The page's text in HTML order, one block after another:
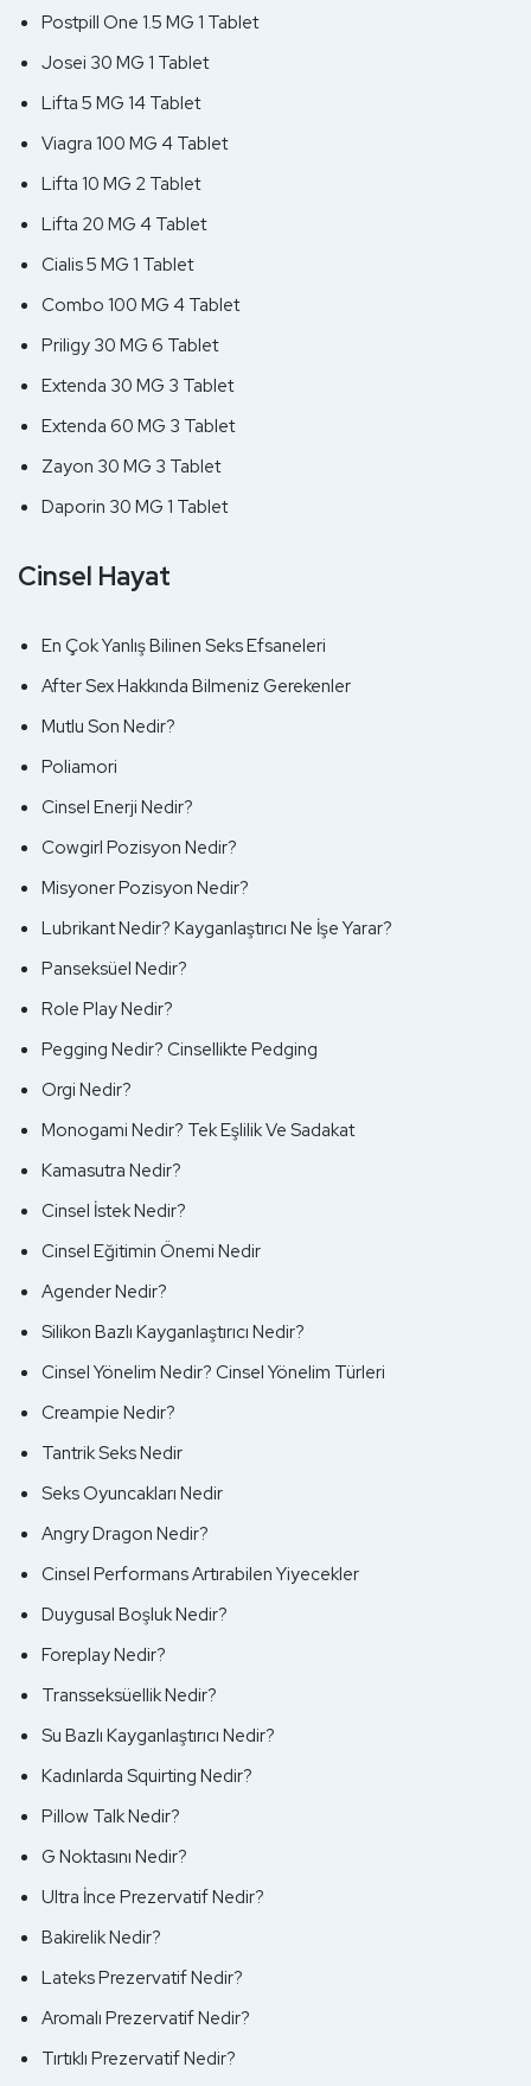
Postpill One 1.5 MG 1 Tablet
Josei 30 MG 1 Tablet
Lifta 5 MG 14 Tablet
Viagra 100 MG 4 Tablet
Lifta 10 MG 2 Tablet
Lifta 20 MG 4 Tablet
Cialis 5 MG 1 Tablet
Combo 100 MG 4 Tablet
Priligy 30 MG 6 Tablet
Extenda 30 MG 3 Tablet
Extenda 60 MG 3 Tablet
Zayon 30 MG 3 Tablet
Daporin 30 MG 1 Tablet
Cinsel Hayat
En Çok Yanlış Bilinen Seks Efsaneleri
After Sex Hakkında Bilmeniz Gerekenler
Mutlu Son Nedir?
Poliamori
Cinsel Enerji Nedir?
Cowgirl Pozisyon Nedir?
Misyoner Pozisyon Nedir?
Lubrikant Nedir? Kayganlaştırıcı Ne İşe Yarar?
Panseksüel Nedir?
Role Play Nedir?
Pegging Nedir? Cinsellikte Pedging
Orgi Nedir?
Monogami Nedir? Tek Eşlilik Ve Sadakat
Kamasutra Nedir?
Cinsel İstek Nedir?
Cinsel Eğitimin Önemi Nedir
Agender Nedir?
Silikon Bazlı Kayganlaştırıcı Nedir?
Cinsel Yönelim Nedir? Cinsel Yönelim Türleri
Creampie Nedir?
Tantrik Seks Nedir
Seks Oyuncakları Nedir
Angry Dragon Nedir?
Cinsel Performans Artırabilen Yiyecekler
Duygusal Boşluk Nedir?
Foreplay Nedir?
Transseksüellik Nedir?
Su Bazlı Kayganlaştırıcı Nedir?
Kadınlarda Squirting Nedir?
Pillow Talk Nedir?
G Noktasını Nedir?
Ultra İnce Prezervatif Nedir?
Bakirelik Nedir?
Lateks Prezervatif Nedir?
Aromalı Prezervatif Nedir?
Tırtıklı Prezervatif Nedir?